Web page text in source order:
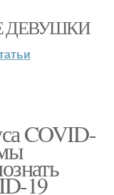
ДЕВУШКИ
COVID-
19